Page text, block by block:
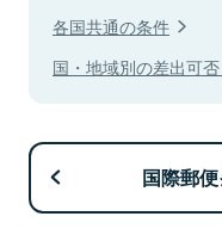
各国共通の条件
国・地域別の差出可否
国際郵